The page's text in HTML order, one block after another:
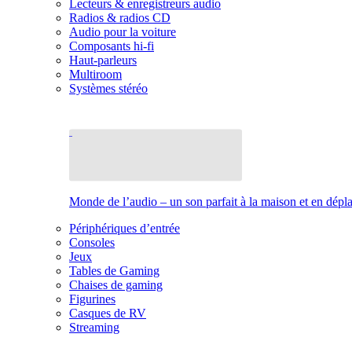
Lecteurs & enregistreurs audio
Radios & radios CD
Audio pour la voiture
Composants hi-fi
Haut-parleurs
Multiroom
Systèmes stéréo
Monde de l’audio – un son parfait à la maison et en
Périphériques d’entrée
Consoles
Jeux
Tables de Gaming
Chaises de gaming
Figurines
Casques de RV
Streaming